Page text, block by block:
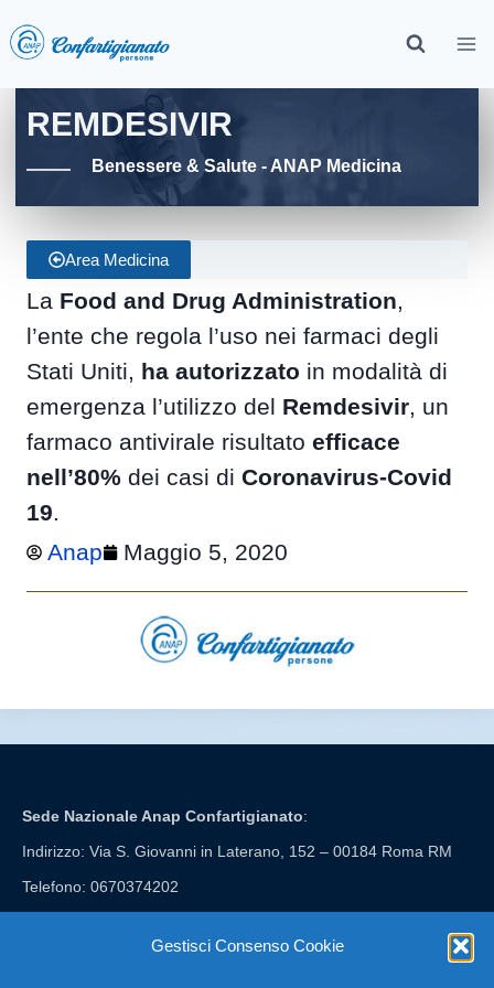
Gestisci Consenso Cookie
REMDESIVIR
Benessere & Salute - ANAP Medicina
Area Medicina
La Food and Drug Administration,
l’ente che regola l’uso nei farmaci degli
Stati Uniti, ha autorizzato in modalità di
emergenza l’utilizzo del Remdesivir, un
farmaco antivirale risultatoefficace
nell’80% dei casi diCoronavirus-Covid
19.
Anap
Maggio 5, 2020
Sede Nazionale Anap Confartigianato:
Indirizzo: Via S. Giovanni in Laterano, 152 – 00184 Roma RM
Telefono: 0670374202